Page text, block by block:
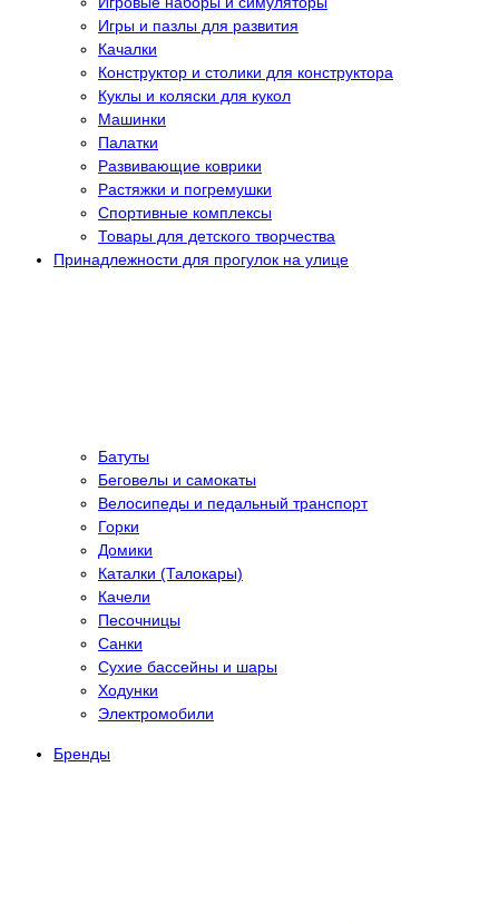
Игры и пазлы для развития
Качалки
Конструктор и столики для конструктора
Куклы и коляски для кукол
Машинки
Палатки
Развивающие коврики
Растяжки и погремушки
Спортивные комплексы
Товары для детского творчества
Принадлежности для прогулок на улице
Батуты
Беговелы и самокаты
Велосипеды и педальный транспорт
Горки
Домики
Каталки (Талокары)
Качели
Песочницы
Санки
Сухие бассейны и шары
Ходунки
Электромобили
Бренды